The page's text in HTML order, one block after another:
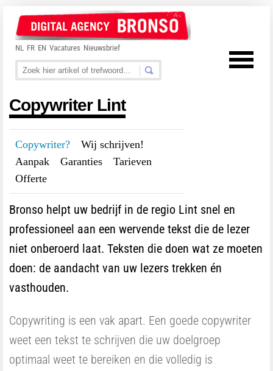
NL FR EN Vacatures Nieuwsbrief
Copywriter Lint
Copywriter? Wij schrijven!
Aanpak
Garanties Tarieven
Offerte
Bronso helpt uw bedrijf in de regio Lint snel en
professioneel aan een wervende tekst die de lezer
niet onberoerd laat. Teksten die doen wat ze moeten
doen: de aandacht van uw lezers trekken én
vasthouden.
Copywriting is een vak apart. Een goede copywriter
weet een tekst te schrijven die uw doelgroep
optimaal weet te bereiken en die volledig is